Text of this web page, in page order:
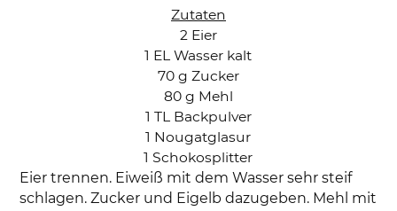
Zutaten
2 Eier
1 EL Wasser kalt
70 g Zucker
80 g Mehl
1 TL Backpulver
1 Nougatglasur
1 Schokosplitter
Eier trennen. Eiweiß mit dem Wasser sehr steif
schlagen. Zucker und Eigelb dazugeben. Mehl mit